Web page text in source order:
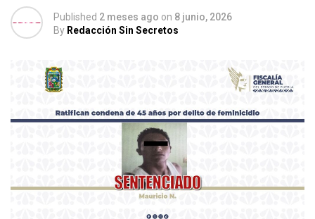
Published 2 meses ago on 8 junio, 2026
By Redacción Sin Secretos